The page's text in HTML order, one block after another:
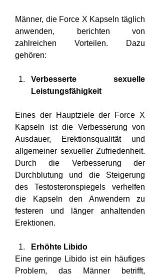
Männer, die Force X Kapseln täglich
anwenden, berichten von
zahlreichen Vorteilen. Dazu
gehören:
Verbesserte sexuelle
Leistungsfähigkeit
Eines der Hauptziele der Force X
Kapseln ist die Verbesserung von
Ausdauer, Erektionsqualität und
allgemeiner sexueller Zufriedenheit.
Durch die Verbesserung der
Durchblutung und die Steigerung
des Testosteronspiegels verhelfen
die Kapseln den Anwendern zu
festeren und länger anhaltenden
Erektionen.
Erhöhte Libido
Eine geringe Libido ist ein häufiges
Problem, das Männer betrifft,